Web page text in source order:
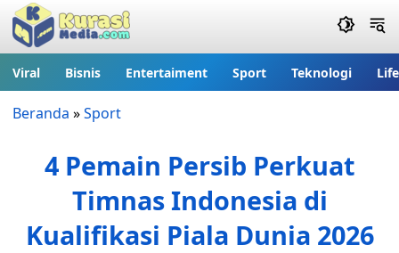
Viral Bisnis Entertaiment Sport Teknologi
Beranda »Sport
4 Pemain Persib Perkuat
Timnas Indonesia di
Kualifikasi Piala Dunia 2026